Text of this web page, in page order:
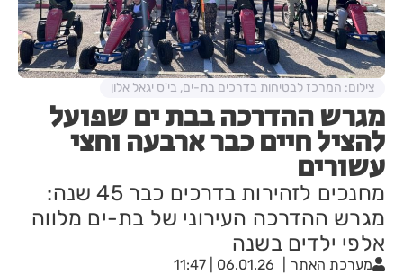
מגרש ההדרכה בבת ים שפועל
להציל חיים כבר ארבעה וחצי
עשורים
מחנכים לזהירות בדרכים כבר 45 שנה:
מגרש ההדרכה העירוני של בת-ים מלווה
אלפי ילדים בשנה
מערכת האתר 06.01.26 | 11:47
צילום: המרכז לבטיחות בדרכים בת-ים, בי'ס יגאל אלון